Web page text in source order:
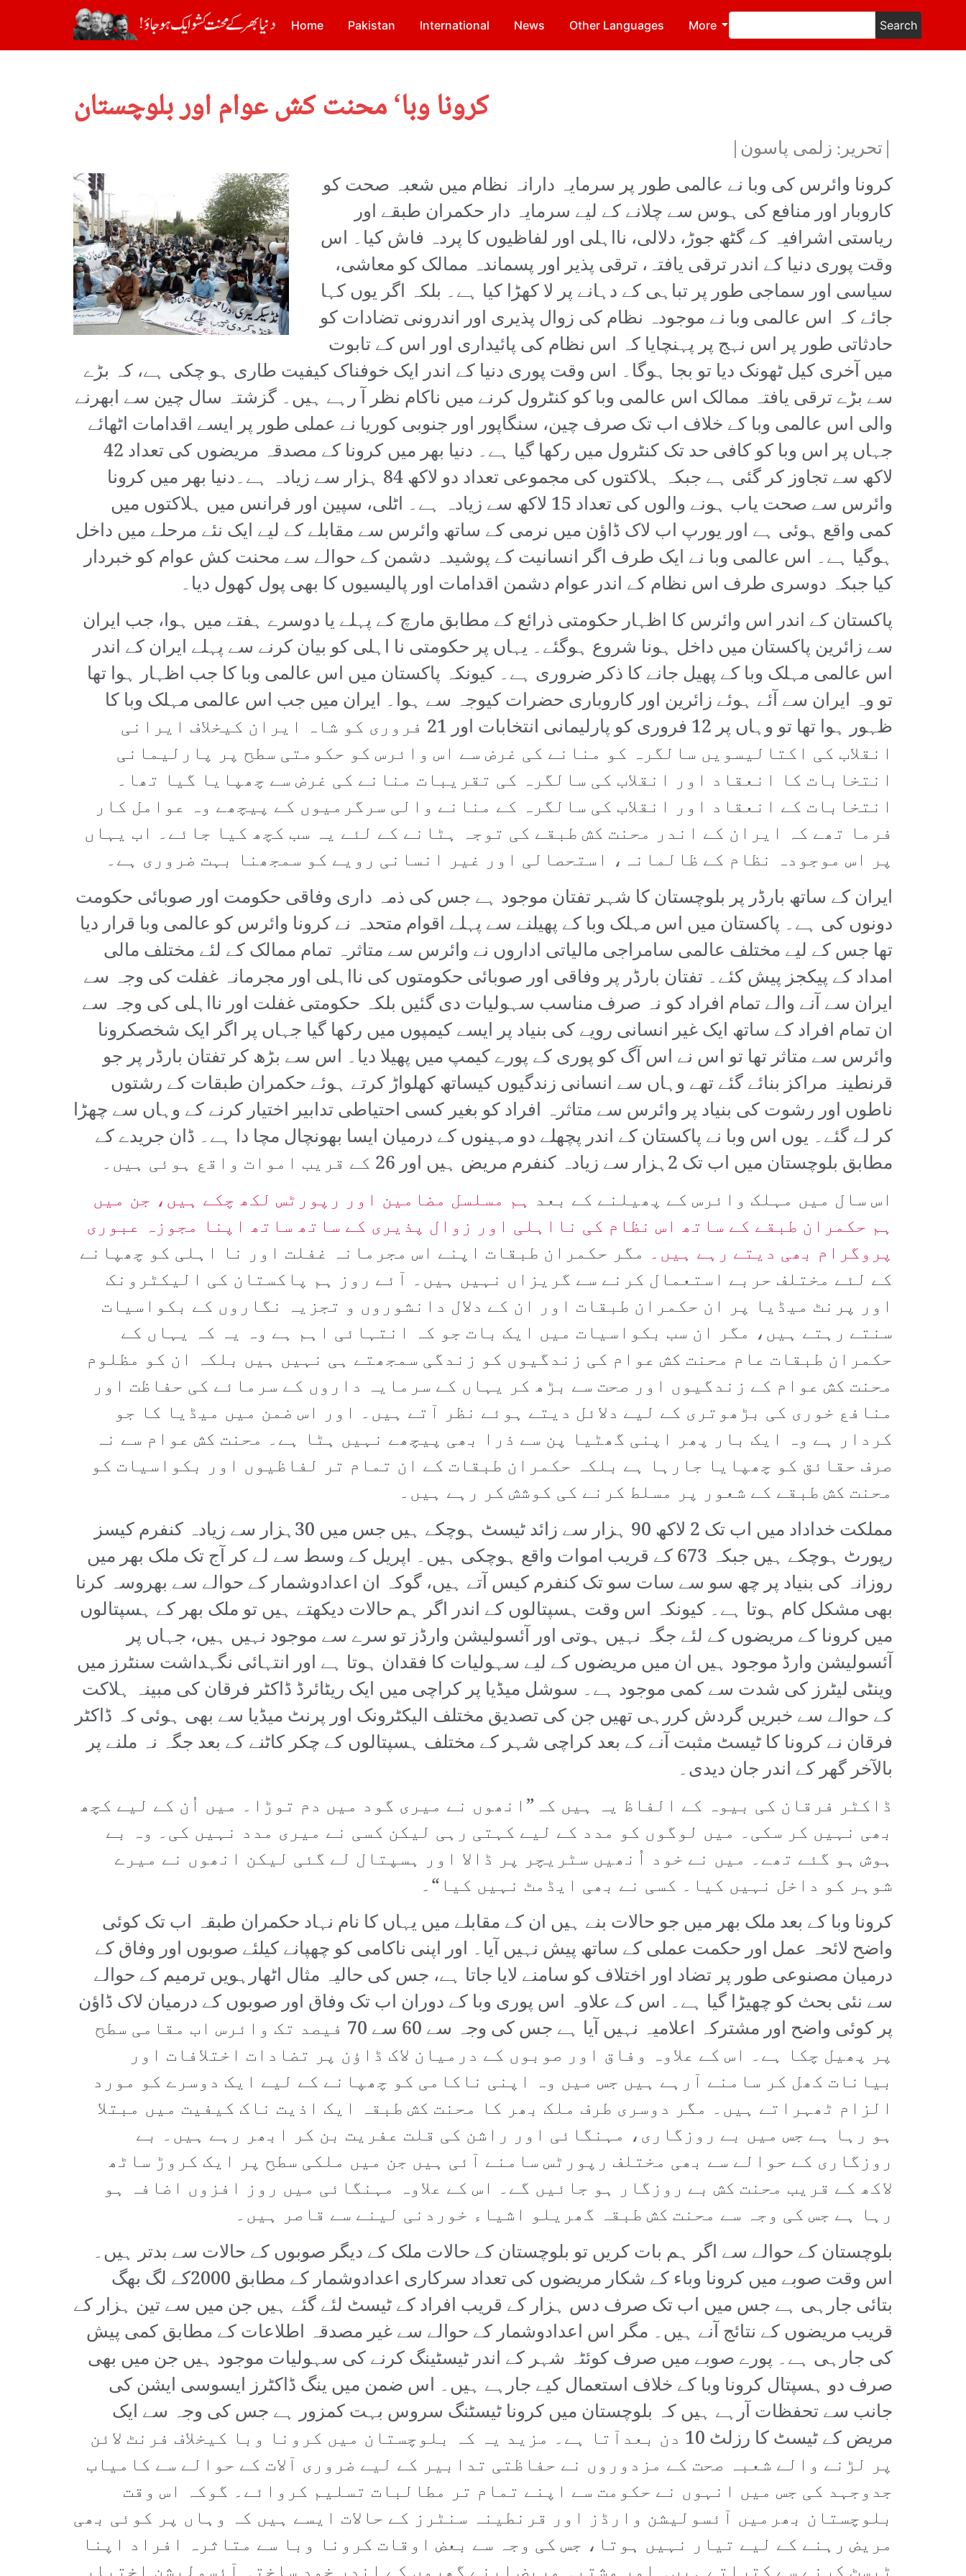
Home Pakistan International News Other Languages More Search
کرونا وبا‘ محنت کش عوام اور بلوچستان
|تحریر: زلمی پاسون|
کرونا وائرس کی وبا نے عالمی طور پر سرمایہ دارانہ نظام میں شعبہ صحت کو
کاروبار اور منافع کی ہوس سے چلانے کے لیے سرمایہ دار حکمران طبقے اور
ریاستی اشرافیہ کے گٹھ جوڑ، دلالی، نااہلی اور لفاظیوں کا پردہ فاش کیا۔ اس
وقت پوری دنیا کے اندر ترقی یافتہ، ترقی پذیر اور پسماندہ ممالک کو معاشی،
سیاسی اور سماجی طور پر تباہی کے دہانے پر لا کھڑا کیا ہے۔ بلکہ اگر یوں کہا
جائے کہ اس عالمی وبا نے موجودہ نظام کی زوال پذیری اور اندرونی تضادات کو
حادثاتی طور پر اس نہج پر پہنچایا کہ اس نظام کی پائیداری اور اس کے تابوت
میں آخری کیل ٹھونک دیا تو بجا ہوگا۔ اس وقت پوری دنیا کے اندر ایک خوفناک کیفیت طاری ہو چکی ہے، کہ بڑے
سے بڑے ترقی یافتہ ممالک اس عالمی وبا کو کنٹرول کرنے میں ناکام نظر آ رہے ہیں۔ گزشتہ سال چین سے ابھرنے
والی اس عالمی وبا کے خلاف اب تک صرف چین، سنگاپور اور جنوبی کوریا نے عملی طور پر ایسے اقدامات اٹھائے
جہاں پر اس وبا کو کافی حد تک کنٹرول میں رکھا گیا ہے۔ دنیا بھر میں کرونا کے مصدقہ مریضوں کی تعداد 42
لاکھ سے تجاوز کر گئی ہے جبکہ ہلاکتوں کی مجموعی تعداد دو لاکھ 84 ہزار سے زیادہ ہے۔دنیا بھر میں کرونا
وائرس سے صحت یاب ہونے والوں کی تعداد 15 لاکھ سے زیادہ ہے۔ اٹلی، سپین اور فرانس میں ہلاکتوں میں
کمی واقع ہوئی ہے اور یورپ اب لاک ڈاؤن میں نرمی کے ساتھ وائرس سے مقابلے کے لیے ایک نئے مرحلے میں داخل
ہوگیا ہے۔ اس عالمی وبا نے ایک طرف اگر انسانیت کے پوشیدہ دشمن کے حوالے سے محنت کش عوام کو خبردار
کیا جبکہ دوسری طرف اس نظام کے اندر عوام دشمن اقدامات اور پالیسیوں کا بھی پول کھول دیا۔
پاکستان کے اندر اس وائرس کا اظہار حکومتی ذرائع کے مطابق مارچ کے پہلے یا دوسرے ہفتے میں ہوا، جب ایران
سے زائرین پاکستان میں داخل ہونا شروع ہوگئے۔ یہاں پر حکومتی نا اہلی کو بیان کرنے سے پہلے ایران کے اندر
اس عالمی مہلک وبا کے پھیل جانے کا ذکر ضروری ہے۔ کیونکہ پاکستان میں اس عالمی وبا کا جب اظہار ہوا تھا
تو وہ ایران سے آئے ہوئے زائرین اور کاروباری حضرات کیوجہ سے ہوا۔ ایران میں جب اس عالمی مہلک وبا کا
ظہور ہوا تھا تو وہاں پر 12 فروری کو پارلیمانی انتخابات اور 21 فروری کو شاہ ایران کیخلاف ایرانی
انقلاب کی اکتالیسویں سالگرہ کو منانے کی غرض سے اس وائرس کو حکومتی سطح پر پارلیمانی
انتخابات کا انعقاد اور انقلاب کی سالگرہ کی تقریبات منانے کی غرض سے چھپایا گیا تھا۔
انتخابات کے انعقاد اور انقلاب کی سالگرہ کے منانے والی سرگرمیوں کے پیچھے وہ عوامل کار
فرما تھے کہ ایران کے اندر محنت کش طبقے کی توجہ ہٹانے کے لئے یہ سب کچھ کیا جائے۔ اب یہاں
پر اس موجودہ نظام کے ظالمانہ، استحصالی اور غیر انسانی رویے کو سمجھنا بہت ضروری ہے۔
ایران کے ساتھ بارڈر پر بلوچستان کا شہر تفتان موجود ہے جس کی ذمہ داری وفاقی حکومت اور صوبائی حکومت
دونوں کی ہے۔ پاکستان میں اس مہلک وبا کے پھیلنے سے پہلے اقوام متحدہ نے کرونا وائرس کو عالمی وبا قرار دیا
تھا جس کے لیے مختلف عالمی سامراجی مالیاتی اداروں نے وائرس سے متاثرہ تمام ممالک کے لئے مختلف مالی
امداد کے پیکجز پیش کئے۔ تفتان بارڈر پر وفاقی اور صوبائی حکومتوں کی نااہلی اور مجرمانہ غفلت کی وجہ سے
ایران سے آنے والے تمام افراد کو نہ صرف مناسب سہولیات دی گئیں بلکہ حکومتی غفلت اور نااہلی کی وجہ سے
ان تمام افراد کے ساتھ ایک غیر انسانی رویے کی بنیاد پر ایسے کیمپوں میں رکھا گیا جہاں پر اگر ایک شخصکرونا
وائرس سے متاثر تھا تو اس نے اس آگ کو پوری کے پورے کیمپ میں پھیلا دیا۔ اس سے بڑھ کر تفتان بارڈر پر جو
قرنطینہ مراکز بنائے گئے تھے وہاں سے انسانی زندگیوں کیساتھ کھلواڑ کرتے ہوئے حکمران طبقات کے رشتوں
ناطوں اور رشوت کی بنیاد پر وائرس سے متاثرہ افراد کو بغیر کسی احتیاطی تدابیر اختیار کرنے کے وہاں سے چھڑا
کر لے گئے۔ یوں اس وبا نے پاکستان کے اندر پچھلے دو مہینوں کے درمیان ایسا بھونچال مچا دا ہے۔ ڈان جریدے کے
مطابق بلوچستان میں اب تک 2ہزار سے زیادہ کنفرم مریض ہیں اور 26 کے قریب اموات واقع ہوئی ہیں۔
اس سال میں مہلک وائرس کے پھیلنے کے بعد ہم مسلسل مضامین اور رپورٹس لکھ چکے ہیں، جن میں
ہم حکمران طبقے کے ساتھ اس نظام کی نااہلی اور زوال پذیری کے ساتھ ساتھ اپنا مجوزہ عبوری
پروگرام بھی دیتے رہے ہیں۔ مگر حکمران طبقات اپنے اس مجرمانہ غفلت اور نا اہلی کو چھپانے
کے لئے مختلف حربے استعمال کرنے سے گریزاں نہیں ہیں۔ آئے روز ہم پاکستان کی الیکٹرونک
اور پرنٹ میڈیا پر ان حکمران طبقات اور ان کے دلال دانشوروں و تجزیہ نگاروں کے بکواسیات
سنتے رہتے ہیں، مگر ان سب بکواسیات میں ایک بات جو کہ انتہائی اہم ہے وہ یہ کہ یہاں کے
حکمران طبقات عام محنت کش عوام کی زندگیوں کو زندگی سمجھتے ہی نہیں ہیں بلکہ ان کو مظلوم
محنت کش عوام کے زندگیوں اور صحت سے بڑھ کر یہاں کے سرمایہ داروں کے سرمائے کی حفاظت اور
منافع خوری کی بڑھوتری کے لیے دلائل دیتے ہوئے نظر آتے ہیں۔ اور اس ضمن میں میڈیا کا جو
کردار ہے وہ ایک بار پھر اپنی گھٹیا پن سے ذرا بھی پیچھے نہیں ہٹا ہے۔ محنت کش عوام سے نہ
صرف حقائق کو چھپایا جارہا ہے بلکہ حکمران طبقات کے ان تمام تر لفاظیوں اور بکواسیات کو
محنت کش طبقے کے شعور پر مسلط کرنے کی کوشش کر رہے ہیں۔
مملکت خداداد میں اب تک 2 لاکھ 90 ہزار سے زائد ٹیسٹ ہوچکے ہیں جس میں 30ہزار سے زیادہ کنفرم کیسز
رپورٹ ہوچکے ہیں جبکہ 673 کے قریب اموات واقع ہوچکی ہیں۔ اپریل کے وسط سے لے کر آج تک ملک بھر میں
روزانہ کی بنیاد پر چھ سو سے سات سو تک کنفرم کیس آتے ہیں، گوکہ ان اعدادوشمار کے حوالے سے بھروسہ کرنا
بھی مشکل کام ہوتا ہے۔ کیونکہ اس وقت ہسپتالوں کے اندر اگر ہم حالات دیکھتے ہیں تو ملک بھر کے ہسپتالوں
میں کرونا کے مریضوں کے لئے جگہ نہیں ہوتی اور آئسولیشن وارڈز تو سرے سے موجود نہیں ہیں، جہاں پر
آئسولیشن وارڈ موجود ہیں ان میں مریضوں کے لیے سہولیات کا فقدان ہوتا ہے اور انتہائی نگہداشت سنٹرز میں
وینٹی لیٹرز کی شدت سے کمی موجود ہے۔ سوشل میڈیا پر کراچی میں ایک ریٹائرڈ ڈاکٹر فرقان کی مبینہ ہلاکت
کے حوالے سے خبریں گردش کررہی تھیں جن کی تصدیق مختلف الیکٹرونک اور پرنٹ میڈیا سے بھی ہوئی کہ ڈاکٹر
فرقان نے کرونا کا ٹیسٹ مثبت آنے کے بعد کراچی شہر کے مختلف ہسپتالوں کے چکر کاٹنے کے بعد جگہ نہ ملنے پر
بالآخر گھر کے اندر جان دیدی۔
ڈاکٹر فرقان کی بیوہ کے الفاظ یہ ہیں کہ”انھوں نے میری گود میں دم توڑا۔ میں اُن کے لیے کچھ
بھی نہیں کر سکی۔ میں لوگوں کو مدد کے لیے کہتی رہی لیکن کسی نے میری مدد نہیں کی۔ وہ بے
ہوش ہو گئے تھے۔ میں نے خود اُنھیں سٹریچر پر ڈالا اور ہسپتال لے گئی لیکن انھوں نے میرے
شوہر کو داخل نہیں کیا۔ کسی نے بھی ایڈمٹ نہیں کیا“۔
کرونا وبا کے بعد ملک بھر میں جو حالات بنے ہیں ان کے مقابلے میں یہاں کا نام نہاد حکمران طبقہ اب تک کوئی
واضح لائحہ عمل اور حکمت عملی کے ساتھ پیش نہیں آیا۔ اور اپنی ناکامی کو چھپانے کیلئے صوبوں اور وفاق کے
درمیان مصنوعی طور پر تضاد اور اختلاف کو سامنے لایا جاتا ہے، جس کی حالیہ مثال اٹھارہویں ترمیم کے حوالے
سے نئی بحث کو چھیڑا گیا ہے۔ اس کے علاوہ اس پوری وبا کے دوران اب تک وفاق اور صوبوں کے درمیان لاک ڈاؤن
پر کوئی واضح اور مشترکہ اعلامیہ نہیں آیا ہے جس کی وجہ سے 60 سے 70 فیصد تک وائرس اب مقامی سطح
پر پھیل چکا ہے۔ اس کے علاوہ وفاق اور صوبوں کے درمیان لاک ڈاؤن پر تضادات اختلافات اور
بیانات کھل کر سامنے آرہے ہیں جس میں وہ اپنی ناکامی کو چھپانے کے لیے ایک دوسرے کو مورد
الزام ٹھہراتے ہیں۔ مگر دوسری طرف ملک بھر کا محنت کش طبقہ ایک اذیت ناک کیفیت میں مبتلا
ہو رہا ہے جس میں بے روزگاری، مہنگائی اور راشن کی قلت عفریت بن کر ابھر رہے ہیں۔ بے
روزگاری کے حوالے سے بھی مختلف رپورٹس سامنے آئی ہیں جن میں ملکی سطح پر ایک کروڑ ساٹھ
لاکھ کے قریب محنت کش بے روزگار ہو جائیں گے۔ اس کے علاوہ مہنگائی میں روز افزوں اضافہ ہو
رہا ہے جس کی وجہ سے محنت کش طبقہ گھریلو اشیاء خوردنی لینے سے قاصر ہیں۔
بلوچستان کے حوالے سے اگر ہم بات کریں تو بلوچستان کے حالات ملک کے دیگر صوبوں کے حالات سے بدتر ہیں۔
اس وقت صوبے میں کرونا وباء کے شکار مریضوں کی تعداد سرکاری اعدادوشمار کے مطابق 2000کے لگ بھگ
بتائی جارہی ہے جس میں اب تک صرف دس ہزار کے قریب افراد کے ٹیسٹ لئے گئے ہیں جن میں سے تین ہزار کے
قریب مریضوں کے نتائج آنے ہیں۔ مگر اس اعدادوشمار کے حوالے سے غیر مصدقہ اطلاعات کے مطابق کمی پیش
کی جارہی ہے۔ پورے صوبے میں صرف کوئٹہ شہر کے اندر ٹیسٹینگ کرنے کی سہولیات موجود ہیں جن میں بھی
صرف دو ہسپتال کرونا وبا کے خلاف استعمال کیے جارہے ہیں۔ اس ضمن میں ینگ ڈاکٹرز ایسوسی ایشن کی
جانب سے تحفظات آرہے ہیں کہ بلوچستان میں کرونا ٹیسٹنگ سروس بہت کمزور ہے جس کی وجہ سے ایک
مریض کے ٹیسٹ کا رزلٹ 10 دن بعدآتا ہے۔ مزید یہ کہ بلوچستان میں کرونا وبا کیخلاف فرنٹ لائن
پر لڑنے والے شعبہ صحت کے مزدوروں نے حفاظتی تدابیر کے لیے ضروری آلات کے حوالے سے کامیاب
جدوجہد کی جس میں انہوں نے حکومت سے اپنے تمام تر مطالبات تسلیم کروائے۔ گوکہ اس وقت
بلوچستان بھرمیں آئسولیشن وارڈز اور قرنطینہ سنٹرز کے حالات ایسے ہیں کہ وہاں پر کوئی بھی
مریض رہنے کے لیے تیار نہیں ہوتا، جس کی وجہ سے بعض اوقات کرونا وبا سے متاثرہ افراد اپنا